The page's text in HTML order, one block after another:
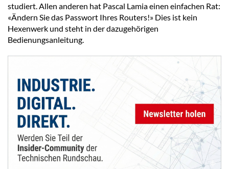
studiert. Allen anderen hat Pascal Lamia einen einfachen Rat:
«Ändern Sie das Passwort Ihres Routers!» Dies ist kein
Hexenwerk und steht in der dazugehörigen
Bedienungsanleitung.